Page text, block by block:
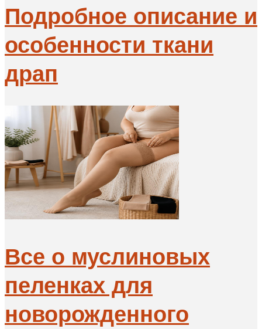
Подробное описание и
особенности ткани
драп
Все о муслиновых
пеленках для
новорожденного